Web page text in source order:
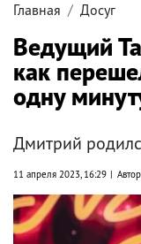
Главная Досуг
Ведущий
как
одну
Дмитрий
11 апреля 2023, 16:29